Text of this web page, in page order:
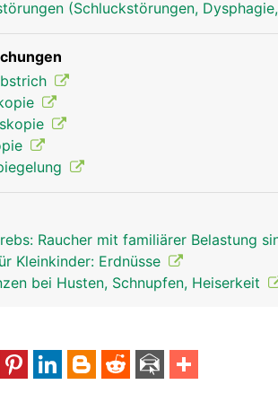
Luftröhre Frau
(Schluckstörungen,
Raucher mit familiärer Belastung
Kleinkinder: Erdnüsse
bei Husten, Schnupfen, Heiserkeit